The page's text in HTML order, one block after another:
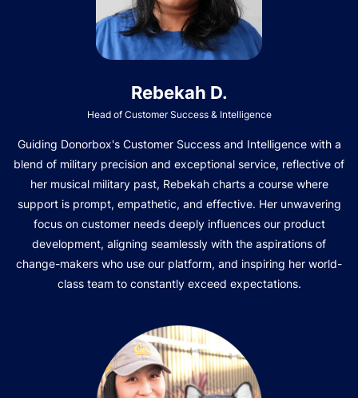
Rebekah D.
Head of Customer Success & Intelligence
Guiding Donorbox's Customer Success and Intelligence with a
blend of military precision and exceptional service, reflective of
her musical military past, Rebekah charts a course where
support is prompt, empathetic, and effective. Her unwavering
focus on customer needs deeply influences our product
development, aligning seamlessly with the aspirations of
change-makers who use our platform, and inspiring her world-
class team to constantly exceed expectations.